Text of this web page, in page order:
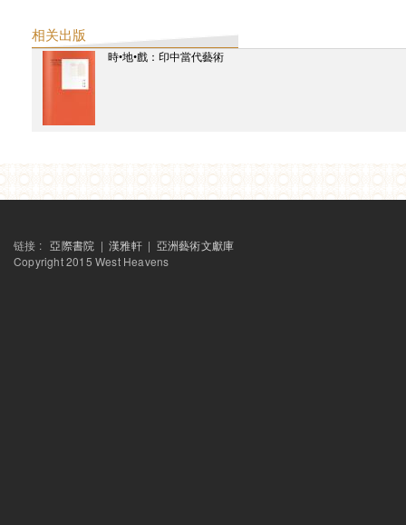
相关出版
時•地•戲：印中當代藝術
链接 :亞際書院 |漢雅軒 | 亞洲藝術文獻庫
Copyright 2015 West Heavens